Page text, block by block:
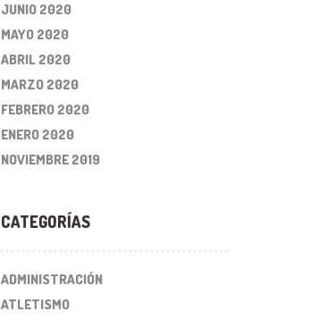
JUNIO 2020
MAYO 2020
ABRIL 2020
MARZO 2020
FEBRERO 2020
ENERO 2020
NOVIEMBRE 2019
CATEGORÍAS
ADMINISTRACIÓN
ATLETISMO